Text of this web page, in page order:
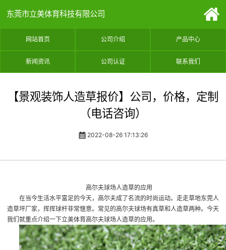
东莞市立美体育科技有限公司
网站首页 公司介绍 产品中心
新闻资讯 公司认证 联系我们
【景观装饰人造草报价】公司，价格，定制
（电话咨询）
2022-08-26 17:13:26
高尔夫球场人造草的应用
在当今生活水平富足的今天，高尔夫成了名流的时尚运动。走走草地东莞人
造草坪厂家 ，挥挥球杆非常惬意。常见的高尔夫球场有真草和人造草两种。今天
我们就重点介绍一下立美体育高尔夫球场人造草的应用。